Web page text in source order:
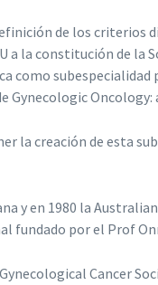
de los
a la constitución de
como
Gynecologic
la creación de esta
y en 1980 la
fundado por el Prof
Cancer